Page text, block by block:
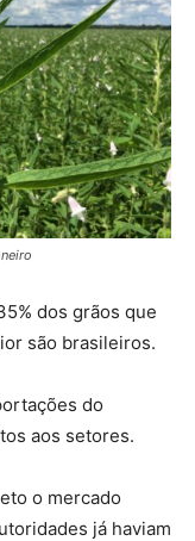
dos grãos que
são brasileiros.
do
aos setores.
o mercado
já haviam